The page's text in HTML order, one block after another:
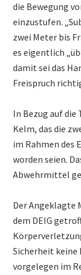
die Bewegung
einzustufen.
zwei Meter bis
es eigentlich
damit sei das
Freispruch
In Bezug auf
Kelm, das die
im Rahmen des
worden seien.
Abwehrmittel
Der Angeklagte
dem DEIG
Sicherheit keine
vorgelegen im